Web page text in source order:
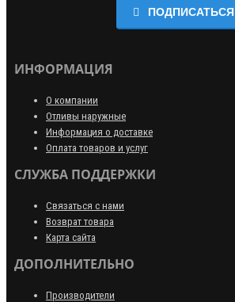
ПОДПИСАТЬСЯ
ИНФОРМАЦИЯ
О компании
Отливы наружные
Информация о доставке
Оплата товаров и услуг
СЛУЖБА ПОДДЕРЖКИ
Связаться с нами
Возврат товара
Карта сайта
ДОПОЛНИТЕЛЬНО
Производители